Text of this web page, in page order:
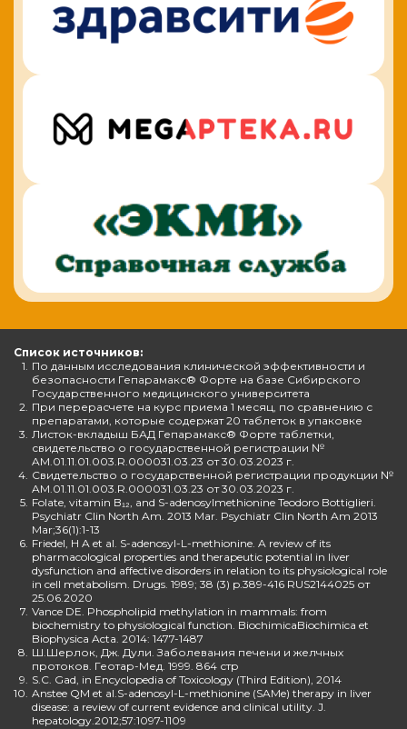
Список источников:
1. По данным исследования клинической эффективности и
безопасности Гепарамакс® Форте на базе Сибирского
Государственного медицинского университета
2. При перерасчете на курс приема 1 месяц, по сравнению с
препаратами, которые содержат 20 таблеток в упаковке
3. Листок-вкладыш БАД Гепарамакс® Форте таблетки,
свидетельство о государственной регистрации №
AM.01.11.01.003.R.000031.03.23 от 30.03.2023 г.
4. Свидетельство о государственной регистрации продукции №
AM.01.11.01.003.R.000031.03.23 от 30.03.2023 г.
5. Folate, vitamin B₁₂, and S-adenosylmethionine Teodoro Bottiglieri.
Psychiatr Clin North Am. 2013 Mar. Psychiatr Clin North Am 2013
Mar;36(1):1-13
6. Friedel, H A et al. S-adenosyl-L-methionine. A review of its
pharmacological properties and therapeutic potential in liver
dysfunction and affective disorders in relation to its physiological role
in cell metabolism. Drugs. 1989; 38 (3) p.389-416 RUS2144025 от
25.06.2020
7. Vance DE. Phospholipid methylation in mammals: from
biochemistry to physiological function. BiochimicaBiochimica et
Biophysica Acta. 2014: 1477-1487
8. Ш.Шерлок, Дж. Дули. Заболевания печени и желчных
протоков. Геотар-Мед. 1999. 864 стр
9. S.C. Gad, in Encyclopedia of Toxicology (Third Edition), 2014
10. Anstee QM et al.S-adenosyl-L-methionine (SAMe) therapy in liver
disease: a review of current evidence and clinical utility. J.
hepatology.2012;57:1097-1109